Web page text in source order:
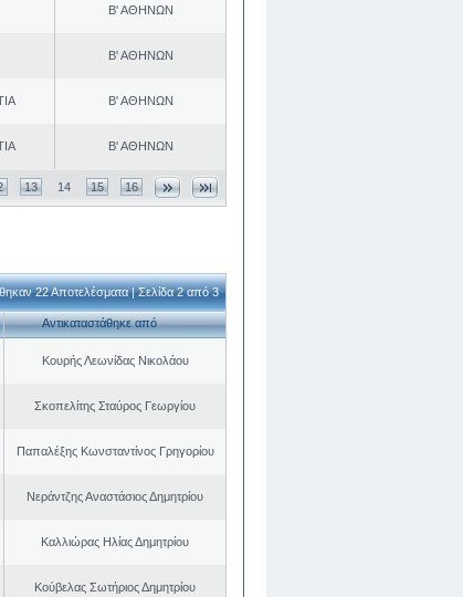
Β' ΑΘΗΝΩΝ
Β' ΑΘΗΝΩΝ
Β' ΑΘΗΝΩΝ
Β' ΑΘΗΝΩΝ
13 14 15 16
22 Αποτελέσματα | Σελίδα 2 από 3
Αντικαταστάθηκε από
Κουρής Λεωνίδας Νικολάου
Σκοπελίτης Σταύρος Γεωργίου
Παπαλέξης Κωνσταντίνος Γρηγορίου
Νεράντζης Αναστάσιος Δημητρίου
Καλλιώρας Ηλίας Δημητρίου
Κούβελας Σωτήριος Δημητρίου